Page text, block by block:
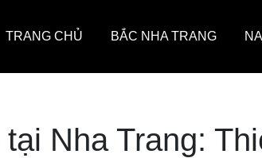
TRANG CHỦ BẮC NHA TRANG
Nha Trang: